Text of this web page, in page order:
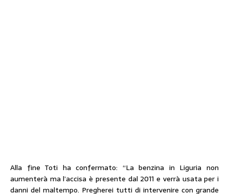
Alla fine Toti ha confermato: “La benzina in Liguria non
aumenterà ma l’accisa è presente dal 2011 e verrà usata per i
danni del maltempo. Pregherei tutti di intervenire con grande